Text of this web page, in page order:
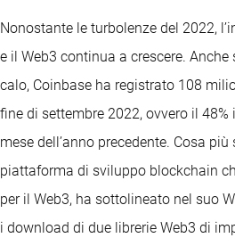
Nonostante le turbolenze del 2022,
e il Web3 continua a crescere.
calo, Coinbase ha registrato 108
fine di settembre 2022, ovvero il
mese dell’anno precedente. Cosa
piattaforma di sviluppo blockchain
per il Web3, ha sottolineato nel suo
i download di due librerie Web3 di